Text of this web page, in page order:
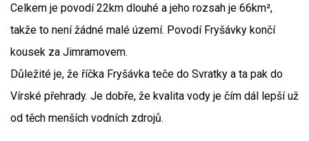
Celkem je povodí 22km dlouhé a jeho rozsah je 66km²,
takže to není žádné malé území. Povodí Fryšávky končí
kousek za Jimramovem.
Důležité je, že říčka Fryšávka teče do Svratky a ta pak do
Vírské přehrady. Je dobře, že kvalita vody je čím dál lepší už
od těch menších vodních zdrojů.